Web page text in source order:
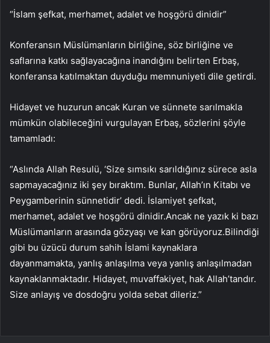
“İslam şefkat, merhamet, adalet ve hoşgörü dinidir”
Konferansın Müslümanların birliğine, söz birliğine ve
saflarına katkı sağlayacağına inandığını belirten Erbaş,
konferansa katılmaktan duyduğu memnuniyeti dile getirdi.
Hidayet ve huzurun ancak Kuran ve sünnete sarılmakla
mümkün olabileceğini vurgulayan Erbaş, sözlerini şöyle
tamamladı:
“Aslında Allah Resulü, ‘Size sımsıkı sarıldığınız sürece asla
sapmayacağınız iki şey bıraktım. Bunlar, Allah’ın Kitabı ve
Peygamberinin sünnetidir’ dedi. İslamiyet şefkat,
merhamet, adalet ve hoşgörü dinidir.Ancak ne yazık ki bazı
Müslümanların arasında gözyaşı ve kan görüyoruz.Bilindiği
gibi bu üzücü durum sahih İslami kaynaklara
dayanmamakta, yanlış anlaşılma veya yanlış anlaşılmadan
kaynaklanmaktadır. Hidayet, muvaffakiyet, hak Allah’tandır.
Size anlayış ve dosdoğru yolda sebat dileriz.”